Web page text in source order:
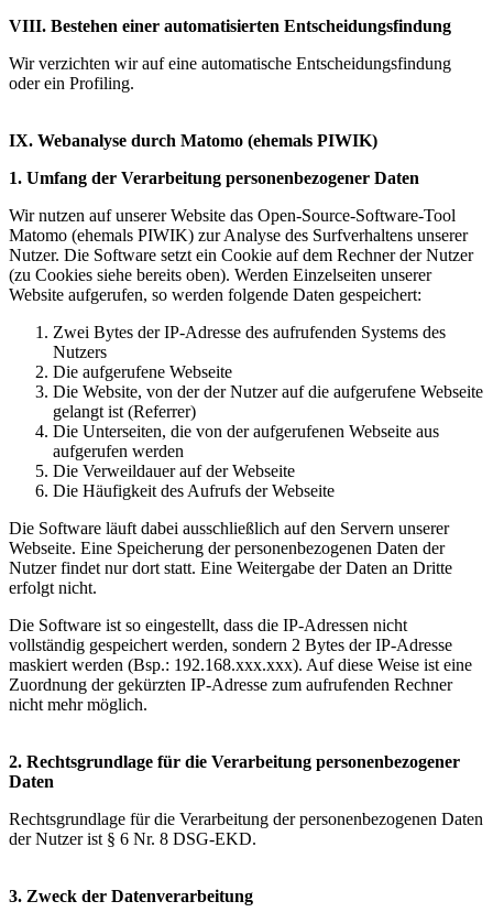
VIII. Bestehen einer automatisierten Entscheidungsfindung
Wir verzichten wir auf eine automatische Entscheidungsfindung
oder ein Profiling.
IX. Webanalyse durch Matomo (ehemals PIWIK)
1. Umfang der Verarbeitung personenbezogener Daten
Wir nutzen auf unserer Website das Open-Source-Software-Tool
Matomo (ehemals PIWIK) zur Analyse des Surfverhaltens unserer
Nutzer. Die Software setzt ein Cookie auf dem Rechner der Nutzer
(zu Cookies siehe bereits oben). Werden Einzelseiten unserer
Website aufgerufen, so werden folgende Daten gespeichert:
Zwei Bytes der IP-Adresse des aufrufenden Systems des
Nutzers
Die aufgerufene Webseite
Die Website, von der der Nutzer auf die aufgerufene Webseite
gelangt ist (Referrer)
Die Unterseiten, die von der aufgerufenen Webseite aus
aufgerufen werden
Die Verweildauer auf der Webseite
Die Häufigkeit des Aufrufs der Webseite
Die Software läuft dabei ausschließlich auf den Servern unserer
Webseite. Eine Speicherung der personenbezogenen Daten der
Nutzer findet nur dort statt. Eine Weitergabe der Daten an Dritte
erfolgt nicht.
Die Software ist so eingestellt, dass die IP-Adressen nicht
vollständig gespeichert werden, sondern 2 Bytes der IP-Adresse
maskiert werden (Bsp.: 192.168.xxx.xxx). Auf diese Weise ist eine
Zuordnung der gekürzten IP-Adresse zum aufrufenden Rechner
nicht mehr möglich.
2. Rechtsgrundlage für die Verarbeitung personenbezogener
Daten
Rechtsgrundlage für die Verarbeitung der personenbezogenen Daten
der Nutzer ist § 6 Nr. 8 DSG-EKD.
3. Zweck der Datenverarbeitung